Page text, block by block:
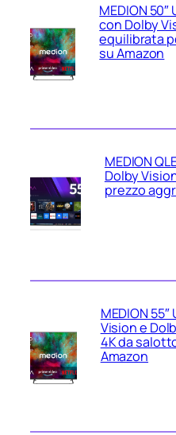
MEDION
con Dolby
equilibrata
su Amazon
MEDION
Dolby
prezzo
MEDION
Vision e
4K da
Amazon